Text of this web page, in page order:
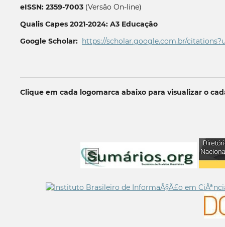
eISSN: 2359-7003(Versão On-line)
Qualis Capes 2021-2024: A3 Educação
Google Scholar: https://scholar.google.com.br/
Clique em cada logomarca abaixo para visualizar o